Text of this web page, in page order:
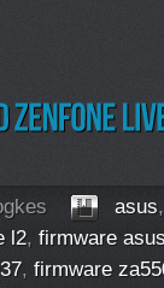
asus
l2, firmware
, firmware